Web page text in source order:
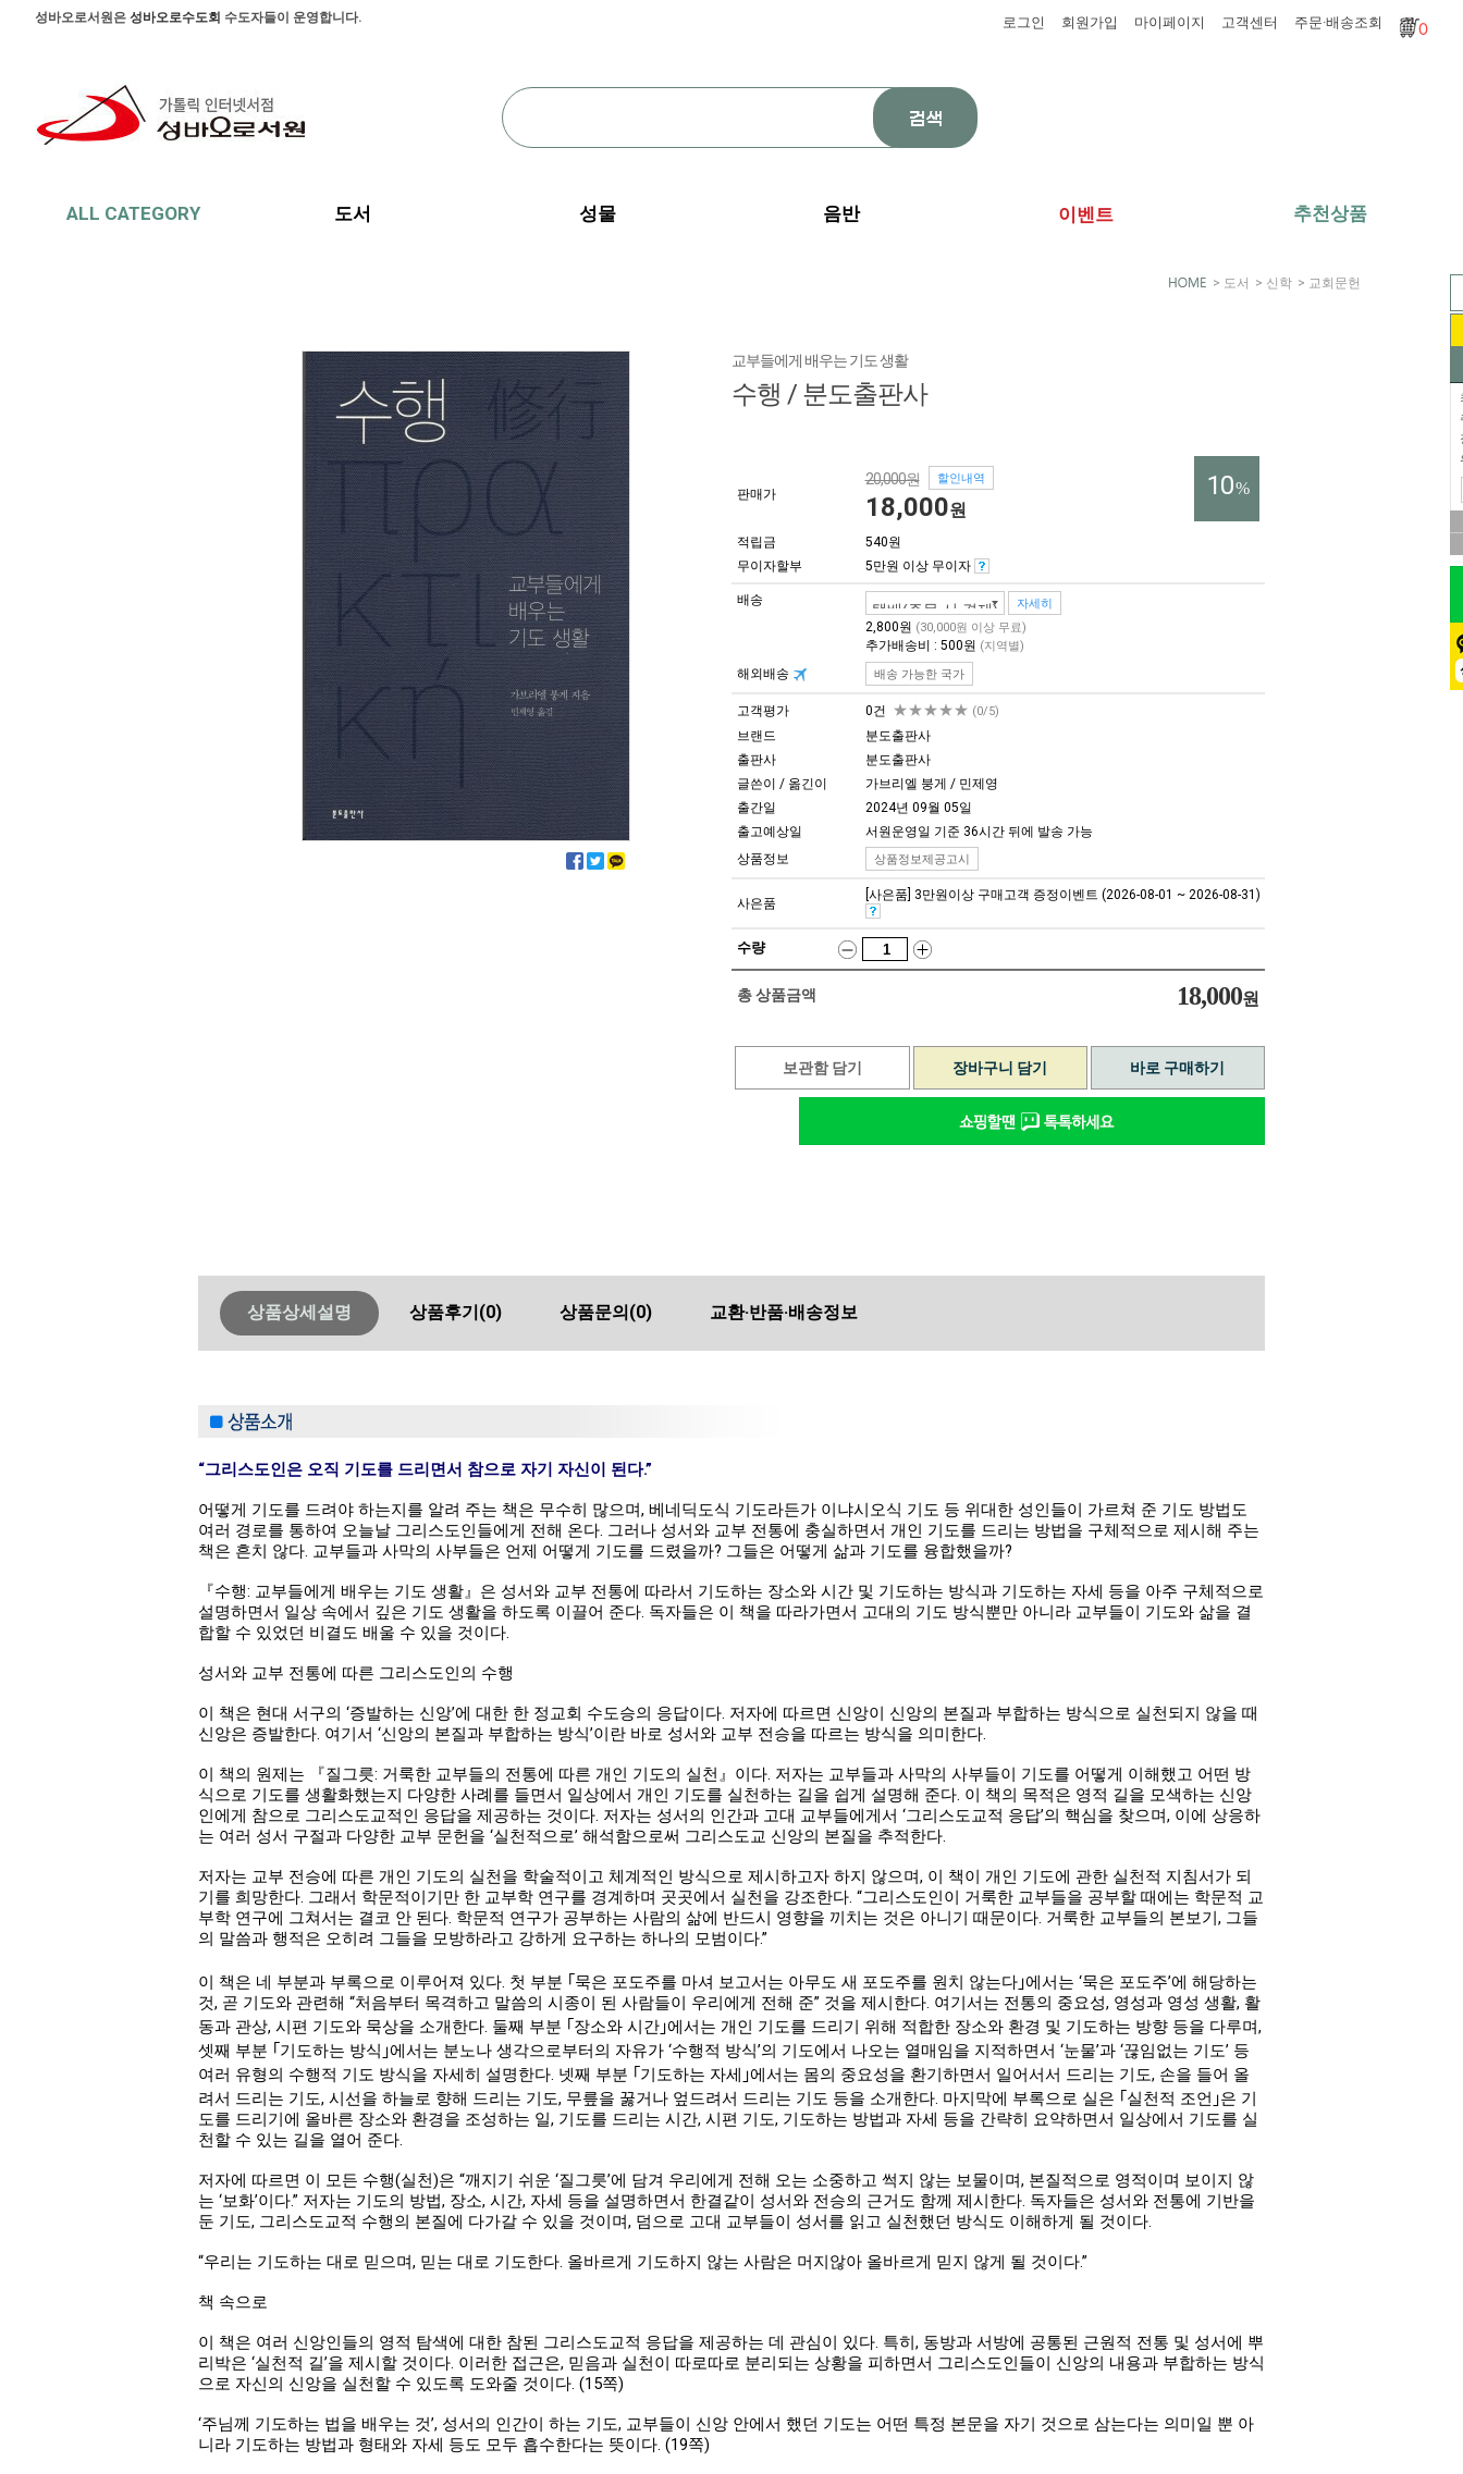
본문 바로가기
주메뉴 바로가기
사이드메뉴 바로가기
성바오로서원은 성바오로수도회 수도자들이 운영합니다. 로그인 회원가입 마이페이지 고객센터 주문·배송조회 0
ALL CATEGORY 도서 성물 음반 이벤트 추천상품
> 도서 > 신학 > 교회문헌
교부들에게 배우는 기도 생활
수행 / 분도출판사
10%
판매가
20,000원 할인내역
18,000원
적립금
540원
무이자할부
5만원 이상 무이자
배송 자세히
2,800원 (30,000원 이상 무료)
추가배송비 : 500원 (지역별)
해외배송 배송 가능한 국가
고객평가 0건 ★★★★★ (0/5)
브랜드
분도출판사
출판사
분도출판사
글쓴이 / 옮긴이
가브리엘 붕게 / 민제영
출간일
2024년 09월 05일
출고예상일
서원운영일 기준 36시간 뒤에 발송 가능
상품정보
상품정보제공고시
사은품
[사은품] 3만원이상 구매고객 증정이벤트 (2026-08-01 ~ 2026-08-31)
수량
총 상품금액 18,000원
보관함 담기 장바구니 담기 바로 구매하기
상품상세설명 상품후기(0) 상품문의(0) 교환·반품·배송정보
“그리스도인은 오직 기도를 드리면서 참으로 자기 자신이 된다.”
어떻게 기도를 드려야 하는지를 알려 주는 책은 무수히 많으며, 베네딕도식 기도라든가 이냐시오식 기도 등 위대한 성인들이 가르쳐 준 기도 방법도
여러 경로를 통하여 오늘날 그리스도인들에게 전해 온다. 그러나 성서와 교부 전통에 충실하면서 개인 기도를 드리는 방법을 구체적으로 제시해 주는
책은 흔치 않다. 교부들과 사막의 사부들은 언제 어떻게 기도를 드렸을까? 그들은 어떻게 삶과 기도를 융합했을까?
『수행: 교부들에게 배우는 기도 생활』은 성서와 교부 전통에 따라서 기도하는 장소와 시간 및 기도하는 방식과 기도하는 자세 등을 아주 구체적으로
설명하면서 일상 속에서 깊은 기도 생활을 하도록 이끌어 준다. 독자들은 이 책을 따라가면서 고대의 기도 방식뿐만 아니라 교부들이 기도와 삶을 결
합할 수 있었던 비결도 배울 수 있을 것이다.
성서와 교부 전통에 따른 그리스도인의 수행
이 책은 현대 서구의 ‘증발하는 신앙’에 대한 한 정교회 수도승의 응답이다. 저자에 따르면 신앙이 신앙의 본질과 부합하는 방식으로 실천되지 않을 때
신앙은 증발한다. 여기서 ‘신앙의 본질과 부합하는 방식’이란 바로 성서와 교부 전승을 따르는 방식을 의미한다.
이 책의 원제는 『질그릇: 거룩한 교부들의 전통에 따른 개인 기도의 실천』이다. 저자는 교부들과 사막의 사부들이 기도를 어떻게 이해했고 어떤 방
식으로 기도를 생활화했는지 다양한 사례를 들면서 일상에서 개인 기도를 실천하는 길을 쉽게 설명해 준다. 이 책의 목적은 영적 길을 모색하는 신앙
인에게 참으로 그리스도교적인 응답을 제공하는 것이다. 저자는 성서의 인간과 고대 교부들에게서 ‘그리스도교적 응답’의 핵심을 찾으며, 이에 상응하
는 여러 성서 구절과 다양한 교부 문헌을 ‘실천적으로’ 해석함으로써 그리스도교 신앙의 본질을 추적한다.
저자는 교부 전승에 따른 개인 기도의 실천을 학술적이고 체계적인 방식으로 제시하고자 하지 않으며, 이 책이 개인 기도에 관한 실천적 지침서가 되
기를 희망한다. 그래서 학문적이기만 한 교부학 연구를 경계하며 곳곳에서 실천을 강조한다. “그리스도인이 거룩한 교부들을 공부할 때에는 학문적 교
부학 연구에 그쳐서는 결코 안 된다. 학문적 연구가 공부하는 사람의 삶에 반드시 영향을 끼치는 것은 아니기 때문이다. 거룩한 교부들의 본보기, 그들
의 말씀과 행적은 오히려 그들을 모방하라고 강하게 요구하는 하나의 모범이다.”
이 책은 네 부분과 부록으로 이루어져 있다. 첫 부분 ｢묵은 포도주를 마셔 보고서는 아무도 새 포도주를 원치 않는다｣에서는 ‘묵은 포도주’에 해당하는
것, 곧 기도와 관련해 “처음부터 목격하고 말씀의 시종이 된 사람들이 우리에게 전해 준” 것을 제시한다. 여기서는 전통의 중요성, 영성과 영성 생활, 활
동과 관상, 시편 기도와 묵상을 소개한다. 둘째 부분 ｢장소와 시간｣에서는 개인 기도를 드리기 위해 적합한 장소와 환경 및 기도하는 방향 등을 다루며,
셋째 부분 ｢기도하는 방식｣에서는 분노나 생각으로부터의 자유가 ‘수행적 방식’의 기도에서 나오는 열매임을 지적하면서 ‘눈물’과 ‘끊임없는 기도’ 등
여러 유형의 수행적 기도 방식을 자세히 설명한다. 넷째 부분 ｢기도하는 자세｣에서는 몸의 중요성을 환기하면서 일어서서 드리는 기도, 손을 들어 올
려서 드리는 기도, 시선을 하늘로 향해 드리는 기도, 무릎을 꿇거나 엎드려서 드리는 기도 등을 소개한다. 마지막에 부록으로 실은 ｢실천적 조언｣은 기
도를 드리기에 올바른 장소와 환경을 조성하는 일, 기도를 드리는 시간, 시편 기도, 기도하는 방법과 자세 등을 간략히 요약하면서 일상에서 기도를 실
천할 수 있는 길을 열어 준다.
저자에 따르면 이 모든 수행(실천)은 “깨지기 쉬운 ‘질그릇’에 담겨 우리에게 전해 오는 소중하고 썩지 않는 보물이며, 본질적으로 영적이며 보이지 않
는 ‘보화’이다.” 저자는 기도의 방법, 장소, 시간, 자세 등을 설명하면서 한결같이 성서와 전승의 근거도 함께 제시한다. 독자들은 성서와 전통에 기반을
둔 기도, 그리스도교적 수행의 본질에 다가갈 수 있을 것이며, 덤으로 고대 교부들이 성서를 읽고 실천했던 방식도 이해하게 될 것이다.
“우리는 기도하는 대로 믿으며, 믿는 대로 기도한다. 올바르게 기도하지 않는 사람은 머지않아 올바르게 믿지 않게 될 것이다.”
책 속으로
이 책은 여러 신앙인들의 영적 탐색에 대한 참된 그리스도교적 응답을 제공하는 데 관심이 있다. 특히, 동방과 서방에 공통된 근원적 전통 및 성서에 뿌
리박은 ‘실천적 길’을 제시할 것이다. 이러한 접근은, 믿음과 실천이 따로따로 분리되는 상황을 피하면서 그리스도인들이 신앙의 내용과 부합하는 방식
으로 자신의 신앙을 실천할 수 있도록 도와줄 것이다. (15쪽)
‘주님께 기도하는 법을 배우는 것’, 성서의 인간이 하는 기도, 교부들이 신앙 안에서 했던 기도는 어떤 특정 본문을 자기 것으로 삼는다는 의미일 뿐 아
니라 기도하는 방법과 형태와 자세 등도 모두 흡수한다는 뜻이다. (19쪽)